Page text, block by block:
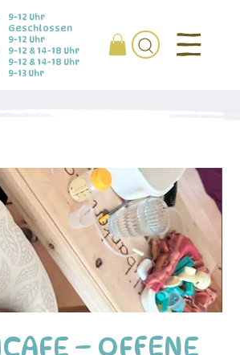
9-12 Uhr
Geschlossen
9-12 Uhr
9-12 & 14-18 Uhr
9-12 & 14-18 Uhr
9-13 Uhr
– OFFENE